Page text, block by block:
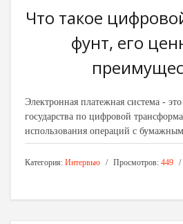
Что такое
фунт, его
Электронная платежная система -
государства по цифровой
использования операций с
Категория: Интервью Просмотров: 449